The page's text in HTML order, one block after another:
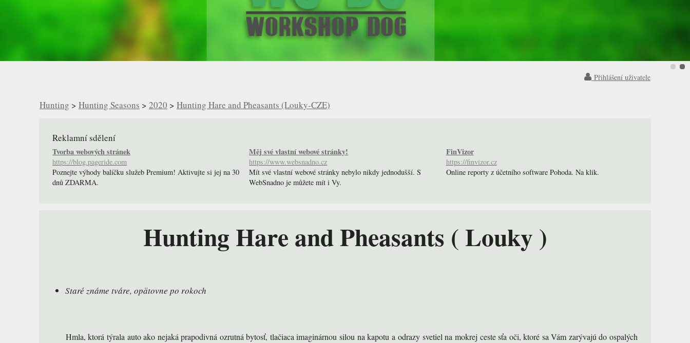
Přihlášení uživatele
Hunting > Hunting Seasons > 2020 > Hunting Hare and Pheasants (Louky-CZE)
Reklamní sdělení
Tvorba webových stránek
https://blog.pageride.com
Poznejte výhody balíčku služeb Premium! Aktivujte si jej na 30
dnů ZDARMA.
Měj své vlastní webové stránky!
https://www.websnadno.cz
Mít své vlastní webové stránky nebylo nikdy jednodušší. S
WebSnadno je můžete mít i Vy.
FinVizor
https://finvizor.cz
Online reporty z účetního software Pohoda. Na klik.
Hunting Hare and Pheasants ( Louky )
Staré známe tváre, opätovne po rokoch
Hmla, ktorá týrala auto ako nejaká prapodivná ozrutná bytosť, tlačiaca imaginárnou silou na kapotu a odrazy svetiel na mokrej ceste sťa oči, ktoré sa Vám zarývajú do ospalých